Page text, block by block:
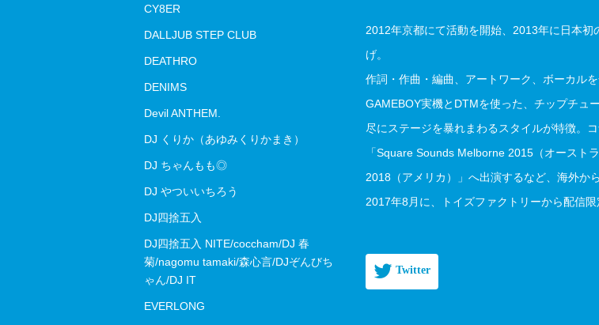
CY8ER
DALLJUB STEP CLUB
DEATHRO
DENIMS
Devil ANTHEM.
DJ くりか（あゆみくりかまき）
DJ ちゃんもも◎
DJ やついいちろう
DJ四捨五入
DJ四捨五入 NITE/coccham/DJ 春
菊/nagomu tamaki/森心言/DJぞんびち
ゃん/DJ IT
EVERLONG
2012年京都にて活動を開始、2013年に日本
げ。
作詞・作曲・編曲、アートワーク、ボーカル
GAMEBOY実機とDTMを使った、チップチュ
尽にステージを暴れまわるスタイルが特徴。
「Square Sounds Melborne 2015（オースト
2018（アメリカ）」へ出演するなど、海外か
2017年8月に、トイズファクトリーから配信
Twitter